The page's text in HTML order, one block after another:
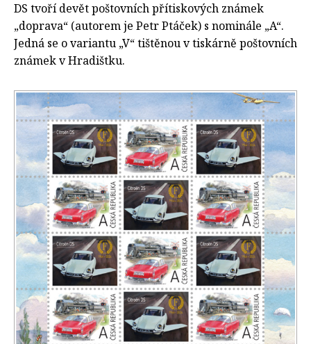
DS tvoří devět poštovních přítiskových známek
„doprava“ (autorem je Petr Ptáček) s nominále „A“.
Jedná se o variantu „V“ tištěnou v tiskárně poštovních
známek v Hradištku.